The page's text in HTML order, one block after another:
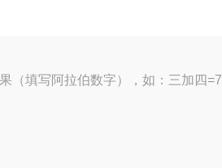
（填写阿拉伯数字），如：三加四=7